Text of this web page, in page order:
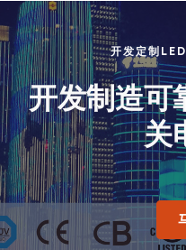
开发定制
开发制造可
关